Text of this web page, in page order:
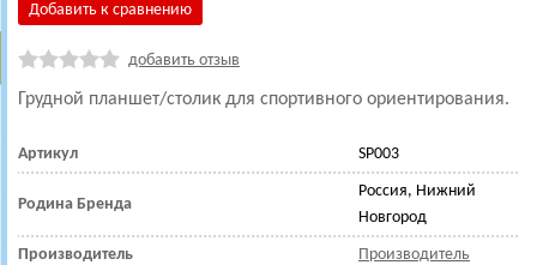
Добавить к сравнению
добавить отзыв
Грудной планшет/столик для спортивного ориентирования.
Артикул SP003
Родина Бренда
Россия, Нижний
Новгород
Производитель Производитель